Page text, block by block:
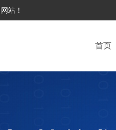
网站！
首页